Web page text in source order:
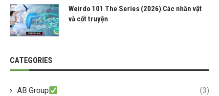
Weirdo 101 The Series (2026) Các nhân vật
và cốt truyện
CATEGORIES
AB Group (3)